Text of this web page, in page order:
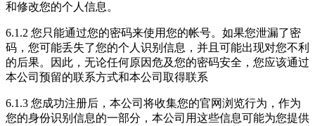
和修改您的个人信息。
6.1.2 您只能通过您的密码来使用您的帐号。如果您泄漏了密
码，您可能丢失了您的个人识别信息，并且可能出现对您不利
的后果。因此，无论任何原因危及您的密码安全，您应该通过
本公司预留的联系方式和本公司取得联系
6.1.3 您成功注册后，本公司将收集您的官网浏览行为，作为
您的身份识别信息的一部分，本公司用这些信息可能为您提供